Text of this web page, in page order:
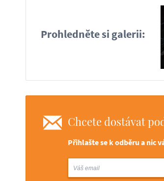
Prohledněte si galerii:
Chcete dostávat
Přihlašte se k odběru a nic